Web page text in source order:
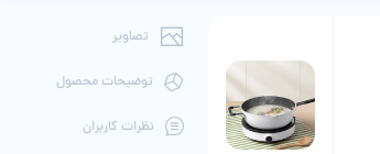
تصاویر
توضیحات محصول
نظرات کاربران